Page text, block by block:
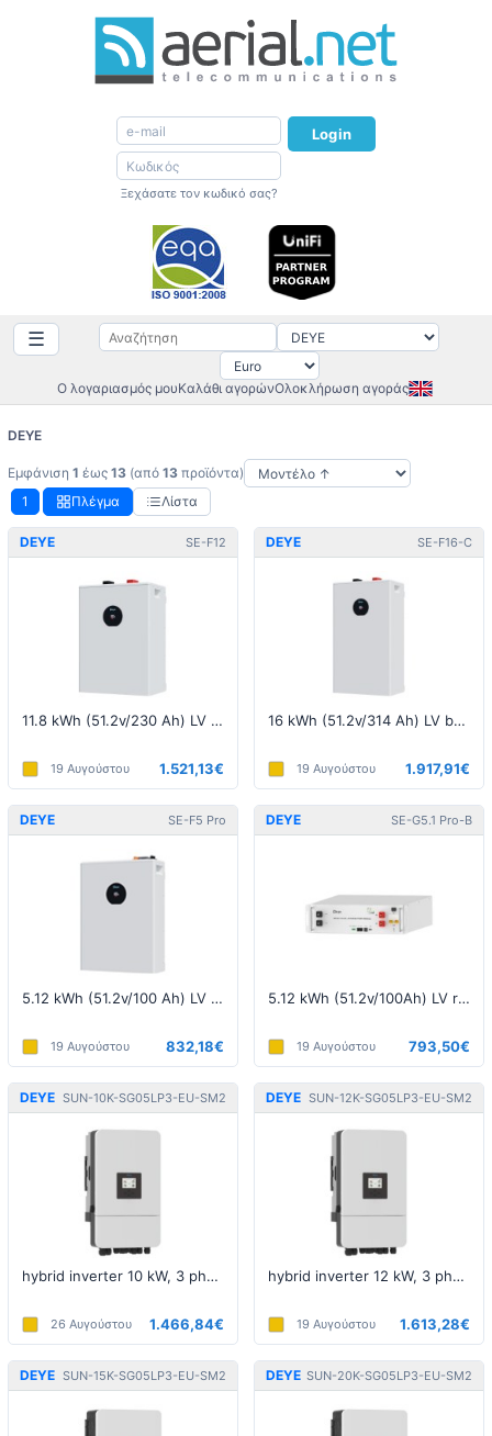
Login
Ξεχάσατε τον κωδικό σας?
☰
Ο λογαριασμός μουΚαλάθι αγορώνΟλοκλήρωση αγοράς
DEYE
Εμφάνιση 1 έως 13 (από 13 προϊόντα)
1
Πλέγμα Λίστα
DEYE SE-F12
11.8 kWh (51.2v/230 Ah) LV battery
19 Αυγούστου 1.521,13€
DEYE SE-F16-C
16 kWh (51.2v/314 Ah) LV battery
19 Αυγούστου 1.917,91€
DEYE SE-F5 Pro
5.12 kWh (51.2v/100 Ah) LV battery
19 Αυγούστου 832,18€
DEYE SE-G5.1 Pro-B
5.12 kWh (51.2v/100Ah) LV rackmount battery
19 Αυγούστου 793,50€
DEYE SUN-10K-SG05LP3-EU-SM2
hybrid inverter 10 kW, 3 phase, 5th generation, LV
26 Αυγούστου 1.466,84€
DEYE SUN-12K-SG05LP3-EU-SM2
hybrid inverter 12 kW, 3 phase, 5th generation, LV
19 Αυγούστου 1.613,28€
DEYE SUN-15K-SG05LP3-EU-SM2 DEYE SUN-20K-SG05LP3-EU-SM2